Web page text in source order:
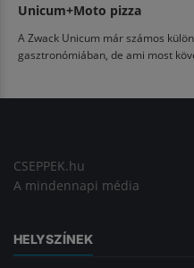
Unicum+Moto pizza
A Zwack Unicum már számos
gasztronómiában, de ami most
CSEPPEK.hu
A mindennapi média
HELYSZÍNEK